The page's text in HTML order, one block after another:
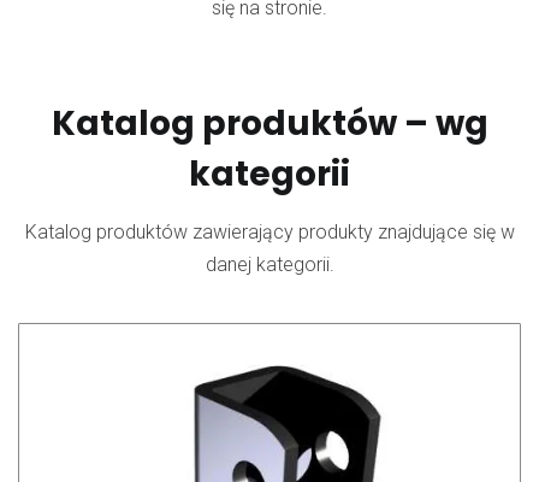
się na stronie.
Katalog produktów – wg
kategorii
Katalog produktów zawierający produkty znajdujące się w
danej kategorii.